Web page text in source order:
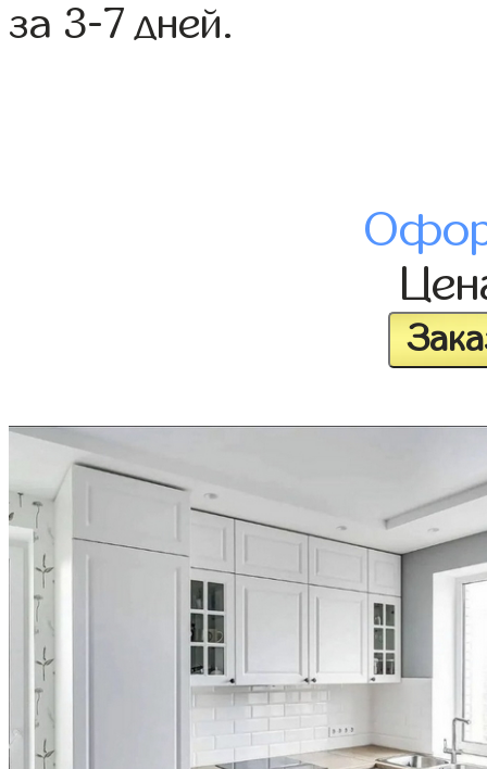
за 3-7 дней.